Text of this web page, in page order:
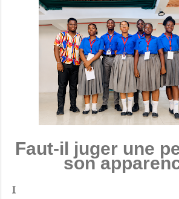
Faut-il juger une
son
I